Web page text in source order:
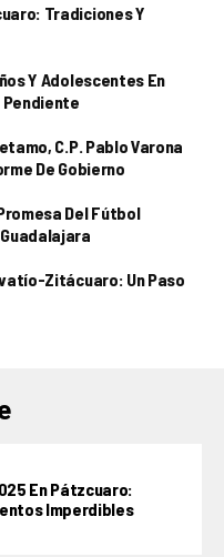
Tradiciones Y
Y Adolescentes En
Pendiente
C.P. Pablo Varona
De Gobierno
Del Fútbol
Zitácuaro: Un Paso
En Pátzcuaro:
Imperdibles